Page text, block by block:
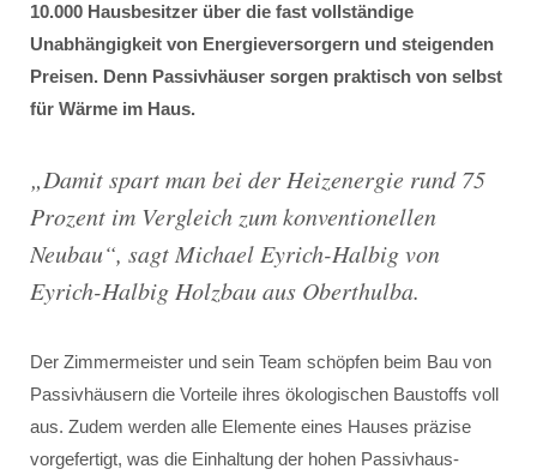
10.000 Hausbesitzer über die fast vollständige
Unabhängigkeit von Energieversorgern und steigenden
Preisen. Denn Passivhäuser sorgen praktisch von selbst
für Wärme im Haus.
„Damit spart man bei der Heizenergie rund 75
Prozent im Vergleich zum konventionellen
Neubau“, sagt Michael Eyrich-Halbig von
Eyrich-Halbig Holzbau aus Oberthulba.
Der Zimmermeister und sein Team schöpfen beim Bau von
Passivhäusern die Vorteile ihres ökologischen Baustoffs voll
aus. Zudem werden alle Elemente eines Hauses präzise
vorgefertigt, was die Einhaltung der hohen Passivhaus-